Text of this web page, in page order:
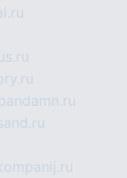
bandamn.ru